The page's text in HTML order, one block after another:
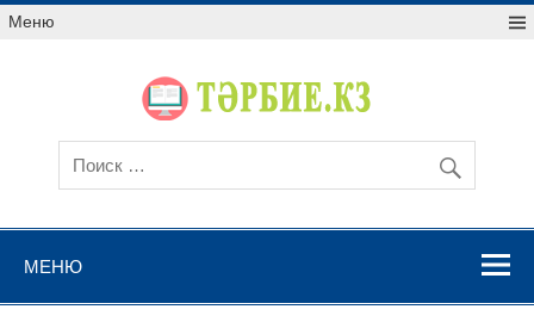
Меню
МЕНЮ